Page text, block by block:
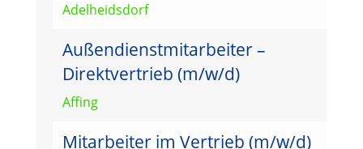
Adelheidsdorf
Außendienstmitarbeiter –
Direktvertrieb (m/w/d)
Affing
Mitarbeiter im Vertrieb (m/w/d)